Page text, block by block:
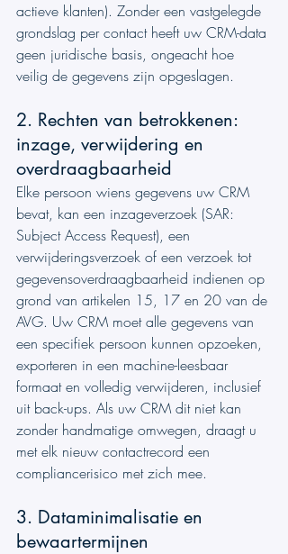
actieve klanten). Zonder een vastgelegde
grondslag per contact heeft uw CRM-data
geen juridische basis, ongeacht hoe
veilig de gegevens zijn opgeslagen.
2. Rechten van betrokkenen:
inzage, verwijdering en
overdraagbaarheid
Elke persoon wiens gegevens uw CRM
bevat, kan een inzageverzoek (SAR:
Subject Access Request), een
verwijderingsverzoek of een verzoek tot
gegevensoverdraagbaarheid indienen op
grond van artikelen 15, 17 en 20 van de
AVG. Uw CRM moet alle gegevens van
een specifiek persoon kunnen opzoeken,
exporteren in een machine-leesbaar
formaat en volledig verwijderen, inclusief
uit back-ups. Als uw CRM dit niet kan
zonder handmatige omwegen, draagt u
met elk nieuw contactrecord een
compliancerisico met zich mee.
3. Dataminimalisatie en
bewaartermijnen